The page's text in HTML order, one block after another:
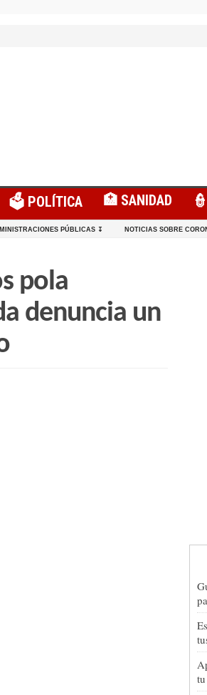
🗳️ POLÍTICA 🏥 SANIDAD
PÚBLICAS ↧ NOTICIAS SOBRE
pola
denuncia un